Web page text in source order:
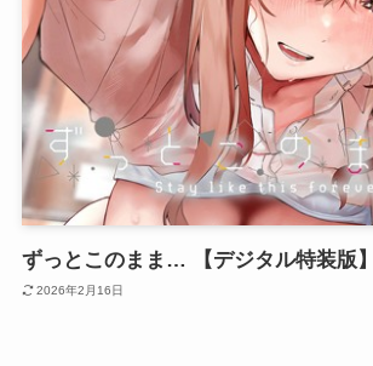
ずっとこのまま… 【デジタル特装版】
2026年2月16日